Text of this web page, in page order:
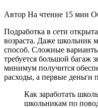
Автор На чтение 15 мин
Подработка в сети
возраста. Даже школьник
способ. Сложные
требуется большой багаж
минимум получится
расходы, а первые деньги
Как заработать
школьникам по